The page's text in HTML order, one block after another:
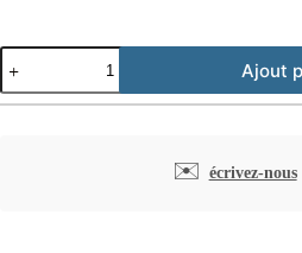
quantité
de
Bague
Ajout
✉️ écrivez-nous